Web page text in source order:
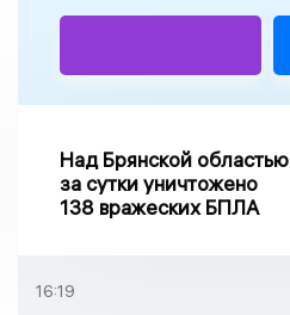
Над Брянской областью
за сутки уничтожено
138 вражеских БПЛА
16:19